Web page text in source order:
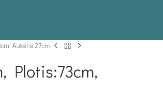
Aukštis:27cm
Plotis:73cm,